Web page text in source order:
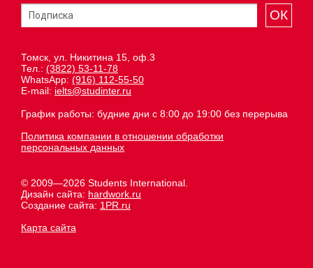
ОК
Томск, ул. Никитина 15, оф.3
Тел.: (3822) 53-11-78
WhatsApp: (916) 112-55-50
E-mail: ielts@studinter.ru
График работы: будние дни с 8:00 до 19:00 без перерыва
Политика компании в отношении обработки
персональных данных
© 2009—2026 Students International.
Дизайн сайта: hardwork.ru
Создание сайта: 1PR.ru
Карта сайта